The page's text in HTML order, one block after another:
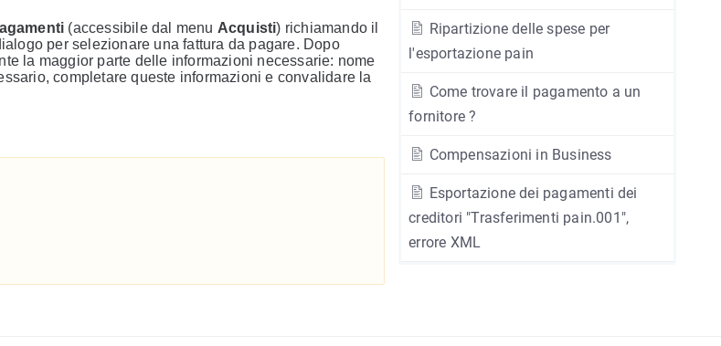
Ripartizione delle spese per
l'esportazione pain
Come trovare il pagamento a un
fornitore ?
Compensazioni in Business
Esportazione dei pagamenti dei
creditori "Trasferimenti pain.001",
errore XML
(accessibile dal menu Acquisti) richiamando il
per selezionare una fattura da pagare. Dopo
la maggior parte delle informazioni necessarie: nome
completare queste informazioni e convalidare la